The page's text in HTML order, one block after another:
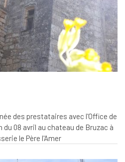
des prestataires avec l'Office de
08 avril au chateau de Bruzac à
le Père l'Amer